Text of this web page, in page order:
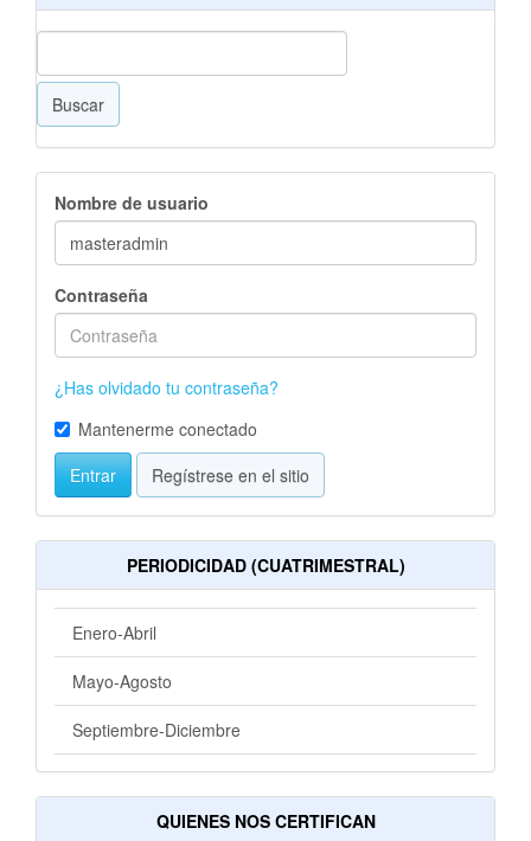
Buscar
Nombre de usuario
Contraseña
¿Has olvidado tu contraseña?
Mantenerme conectado
Entrar
Regístrese en el sitio
PERIODICIDAD (CUATRIMESTRAL)
Enero-Abril
Mayo-Agosto
Septiembre-Diciembre
QUIENES NOS CERTIFICAN